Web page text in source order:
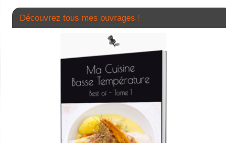
Découvrez tous mes ouvrages !